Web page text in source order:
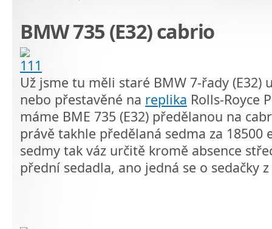
BMW 735 (E32) cabrio
Už jsme tu měli staré BMW 7-řady (E32)
nebo přestavěné na replika Rolls-Royce
máme BME 735 (E32) předělanou na
právě takhle předělaná sedma za 18500
sedmy tak váz určitě kromě absence
přední sedadla, ano jedná se o sedačky